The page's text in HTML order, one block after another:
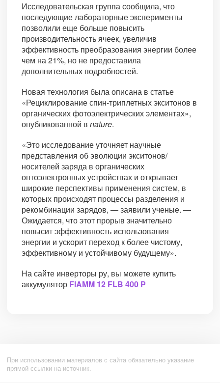
Исследовательская группа сообщила, что
последующие лабораторные эксперименты
позволили еще больше повысить
производительность ячеек, увеличив
эффективность преобразования энергии более
чем на 21%, но не предоставила
дополнительных подробностей.
Новая технология была описана в статье
«Рециклирование спин-триплетных экситонов в
органических фотоэлектрических элементах»,
опубликованной в nature.
«Это исследование уточняет научные
представления об эволюции экситонов/
носителей заряда в органических
оптоэлектронных устройствах и открывает
широкие перспективы применения систем, в
которых происходят процессы разделения и
рекомбинации зарядов, — заявили ученые. —
Ожидается, что этот прорыв значительно
повысит эффективность использования
энергии и ускорит переход к более чистому,
эффективному и устойчивому будущему».
На сайте инверторы ру, вы можете купить
аккумулятор FIAMM 12 FLB 400 P
При использовании материалов с сайта обязательно указание
прямой ссылки на источник.